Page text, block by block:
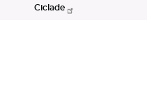
Ciclade